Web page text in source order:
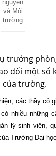
nguyên
và Môi
trường
trưởng
đổi một số
của trường.
các thầy cô
nhiều những
lý sinh viên,
Trường Đại